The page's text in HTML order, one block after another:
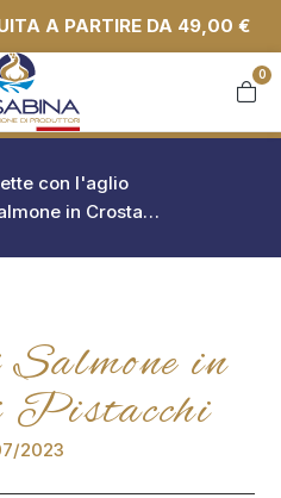
A PARTIRE DA 49,00 €
0
con l'aglio
in Crosta…
in
Pistacchi
2023